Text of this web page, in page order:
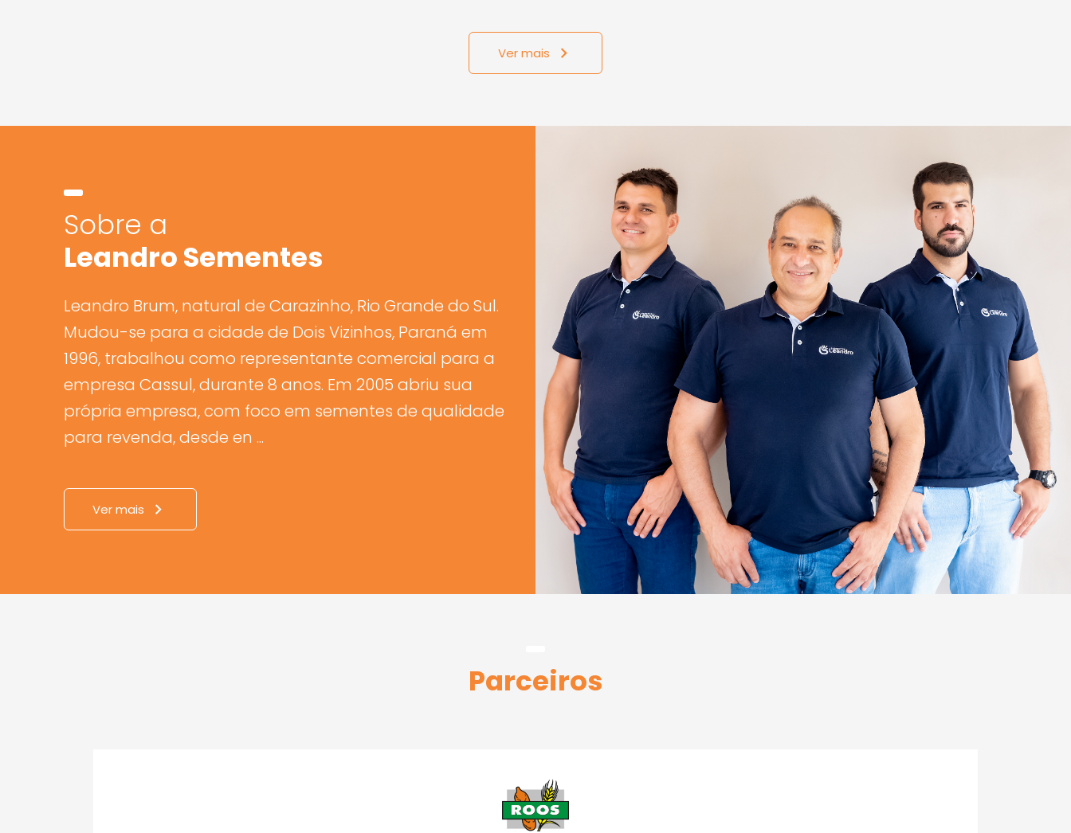
Ver mais
Sobre a
Leandro Sementes
Leandro Brum, natural de Carazinho, Rio Grande do Sul.
Mudou-se para a cidade de Dois Vizinhos, Paraná em
1996, trabalhou como representante comercial para a
empresa Cassul, durante 8 anos. Em 2005 abriu sua
própria empresa, com foco em sementes de qualidade
para revenda, desde en ...
Ver mais
Parceiros